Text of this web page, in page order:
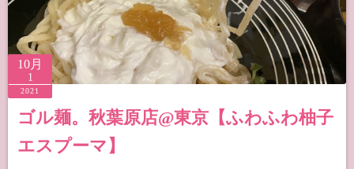
10月
1
2021
ゴル麺。秋葉原店@東京【ふわふわ柚子
エスプーマ】